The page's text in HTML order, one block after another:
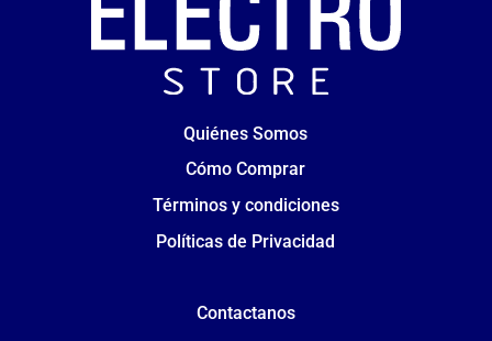
Quiénes Somos
Cómo Comprar
Términos y condiciones
Políticas de Privacidad
Contactanos